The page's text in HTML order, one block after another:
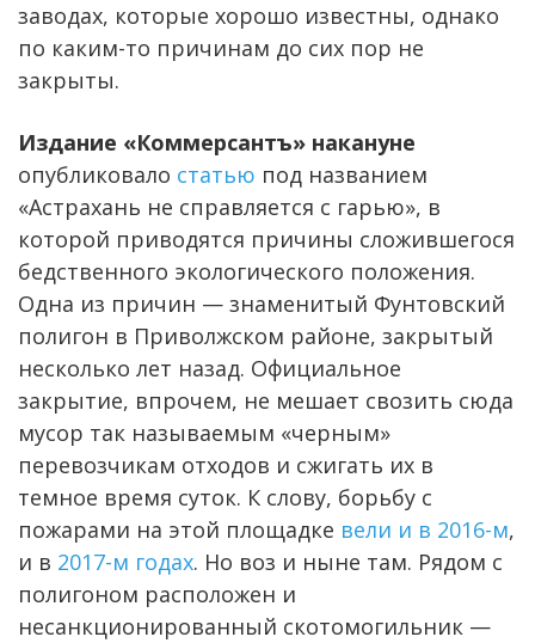
заводах, которые хорошо известны, однако
по каким-то причинам до сих пор не
закрыты.
Издание «Коммерсантъ» накануне
опубликовало статью под названием
«Астрахань не справляется с гарью», в
которой приводятся причины сложившегося
бедственного экологического положения.
Одна из причин — знаменитый Фунтовский
полигон в Приволжском районе, закрытый
несколько лет назад. Официальное
закрытие, впрочем, не мешает свозить сюда
мусор так называемым «черным»
перевозчикам отходов и сжигать их в
темное время суток. К слову, борьбу с
пожарами на этой площадке вели и в 2016-м,
и в 2017-м годах. Но воз и ныне там. Рядом с
полигоном расположен и
несанкционированный скотомогильник —